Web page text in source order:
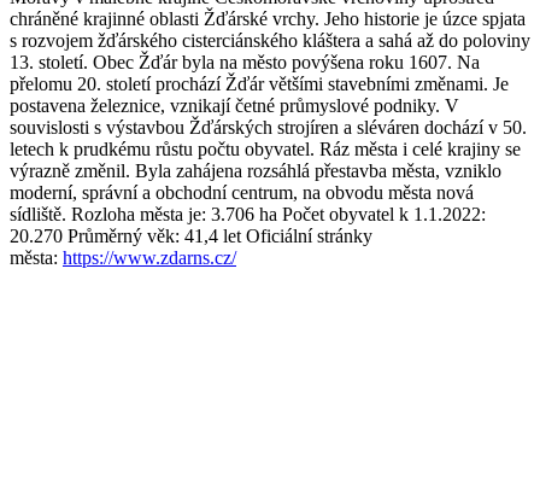
chráněné krajinné oblasti Žďárské vrchy. Jeho historie je úzce spjata
s rozvojem žďárského cisterciánského kláštera a sahá až do poloviny
13. století. Obec Žďár byla na město povýšena roku 1607. Na
přelomu 20. století prochází Žďár většími stavebními změnami. Je
postavena železnice, vznikají četné průmyslové podniky. V
souvislosti s výstavbou Žďárských strojíren a sléváren dochází v 50.
letech k prudkému růstu počtu obyvatel. Ráz města i celé krajiny se
výrazně změnil. Byla zahájena rozsáhlá přestavba města, vzniklo
moderní, správní a obchodní centrum, na obvodu města nová
sídliště. Rozloha města je: 3.706 ha Počet obyvatel k 1.1.2022:
20.270 Průměrný věk: 41,4 let Oficiální stránky
města: https://www.zdarns.cz/